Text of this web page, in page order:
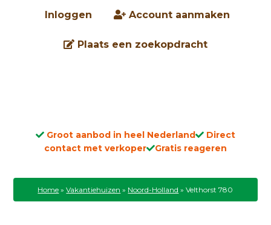
Inloggen Account aanmaken
Plaats een zoekopdracht
Groot aanbod in heel Nederland
Direct
contact met verkoper
Gratis reageren
Home »Vakantiehuizen » Noord-Holland »Velthorst 780